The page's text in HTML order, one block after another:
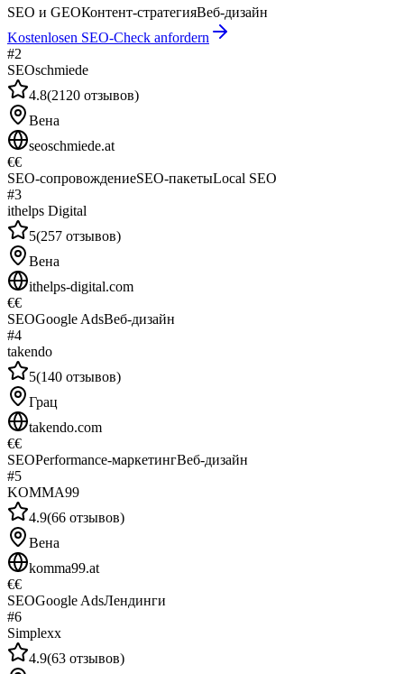
SEO и GEOКонтент-стратегияВеб-дизайн
Kostenlosen SEO-Check anfordern
#2
SEOschmiede
4.8(2120 отзывов)
Вена
seoschmiede.at
€€
SEO-сопровождениеSEO-пакетыLocal SEO
#3
ithelps Digital
5(257 отзывов)
Вена
ithelps-digital.com
€€
SEOGoogle AdsВеб-дизайн
#4
takendo
5(140 отзывов)
Грац
takendo.com
€€
SEOPerformance-маркетингВеб-дизайн
#5
KOMMA99
4.9(66 отзывов)
Вена
komma99.at
€€
SEOGoogle AdsЛендинги
#6
Simplexx
4.9(63 отзывов)